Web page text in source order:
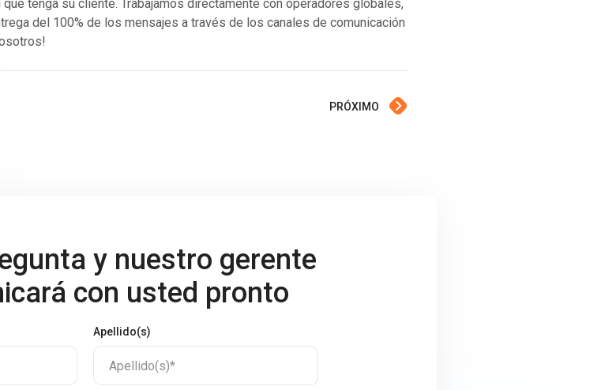
tenga su cliente. Trabajamos directamente con operadores globales,
del 100% de los mensajes a través de los canales de comunicación
PRÓXIMO
y nuestro gerente
con usted pronto
Apellido(s)
Apellido(s)*